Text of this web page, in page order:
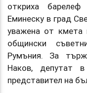
откриха
Еминеску в град
уважена от кмета
общински
Румъния. За
Наков, депутат
представител на